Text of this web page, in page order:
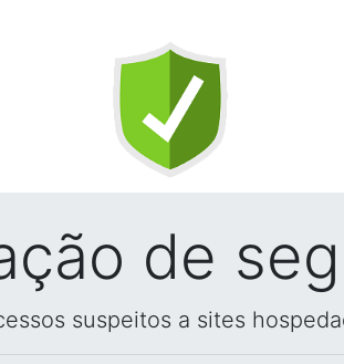
de
suspeitos a sites